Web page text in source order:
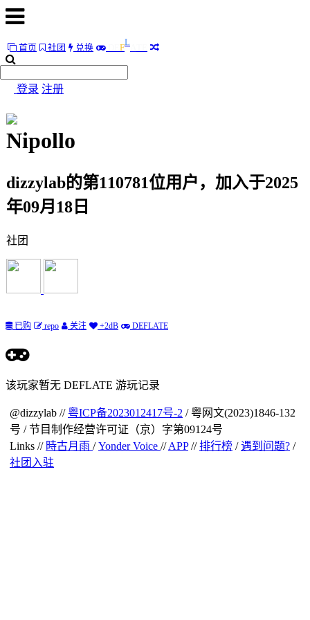
首页 社团 兑换 FL
登录 注册
首
社
DEF ATE
便
听
Nipollo
dizzylab的第110781位用户，加入于2025
年09月18日
社团
已购 repo 关注 +2dB DEFLATE
该玩家暂无 DEFLATE 游玩记录
@dizzylab // 粤ICP备2023012417号-2 / 粤网文(2023)1846-132
号 / 节目制作经营许可证（京）字第09124号
Links // 時古月雨 /Yonder Voice //APP//排行榜 /遇到问题? /
社团入驻